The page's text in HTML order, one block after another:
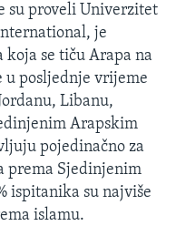
su proveli Univerzitet
je
se tiču Arapa na
u posljednje vrijeme
Libanu,
Arapskim
pojedinačno za
prema Sjedinjenim
ispitanika su najviše
islamu.